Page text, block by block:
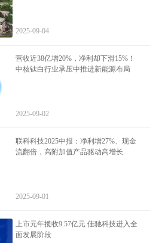
2025-09-04
营收近38亿增20%，净利却下滑15%！
中核钛白行业承压中推进新能源布局
2025-09-02
联科科技2025中报：净利增27%、现金
流翻倍，高附加值产品驱动高增长
2025-09-01
上市元年揽收9.57亿元 佳驰科技进入全
面发展阶段